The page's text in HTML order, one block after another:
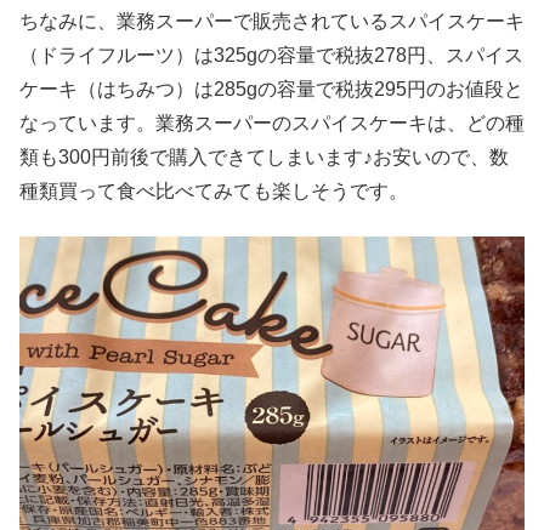
ちなみに、業務スーパーで販売されているスパイスケーキ
（ドライフルーツ）は325gの容量で税抜278円、スパイス
ケーキ（はちみつ）は285gの容量で税抜295円のお値段と
なっています。業務スーパーのスパイスケーキは、どの種
類も300円前後で購入できてしまいます♪お安いので、数
種類買って食べ比べてみても楽しそうです。